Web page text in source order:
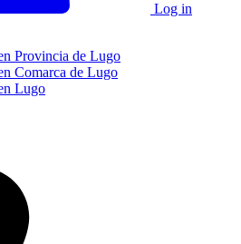
Log in
Provincia de Lugo
Comarca de Lugo
Lugo